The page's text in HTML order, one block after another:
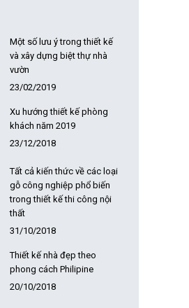
Một số lưu ý trong thiết kế
và xây dựng biệt thự nhà
vườn
23/02/2019
Xu hướng thiết kế phòng
khách năm 2019
23/12/2018
Tất cả kiến thức về các loại
gỗ công nghiệp phổ biến
trong thiết kế thi công nội
thất
31/10/2018
Thiết kế nhà đẹp theo
phong cách Philipine
20/10/2018